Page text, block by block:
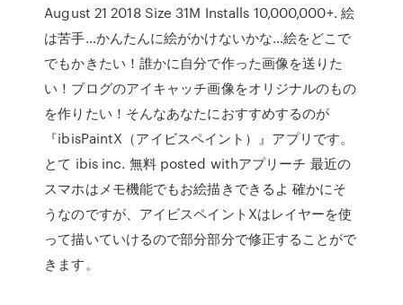
August 21 2018 Size 31M Installs 10,000,000+. 絵
は苦手…かんたんに絵がかけないかな…絵をどこで
でもかきたい！誰かに自分で作った画像を送りた
い！ブログのアイキャッチ画像をオリジナルのもの
を作りたい！そんなあなたにおすすめするのが
『ibisPaintX（アイビスペイント）』アプリです。
とて ibis inc. 無料 posted withアプリーチ 最近の
スマホはメモ機能でもお絵描きできるよ 確かにそ
うなのですが、アイビスペイントXはレイヤーを使
って描いていけるので部分部分で修正することがで
きます。